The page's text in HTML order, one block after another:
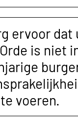
ervoor
is niet
voeren.